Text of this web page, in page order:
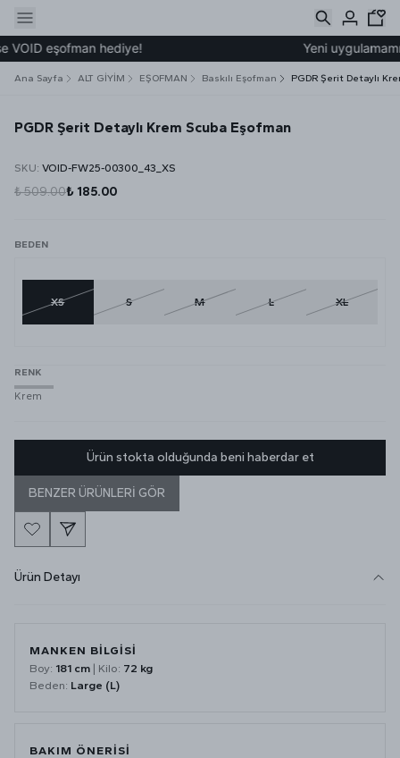
eşofman hediye! Yeni
Ana Sayfa ALT GİYİM EŞOFMAN Baskılı Eşofman PGDR Şerit Detaylı
PGDR Şerit Detaylı Krem Scuba Eşofman
SKU: VOID-FW25-00300_43_XS
₺ 509.00₺ 185.00
BEDEN
XS S M L XL
RENK
Krem
Ürün stokta olduğunda beni haberdar et
BENZER ÜRÜNLERİ GÖR
Ürün Detayı
MANKEN BİLGİSİ
Boy: 181 cm | Kilo: 72 kg
Beden: Large (L)
BAKIM ÖNERİSİ